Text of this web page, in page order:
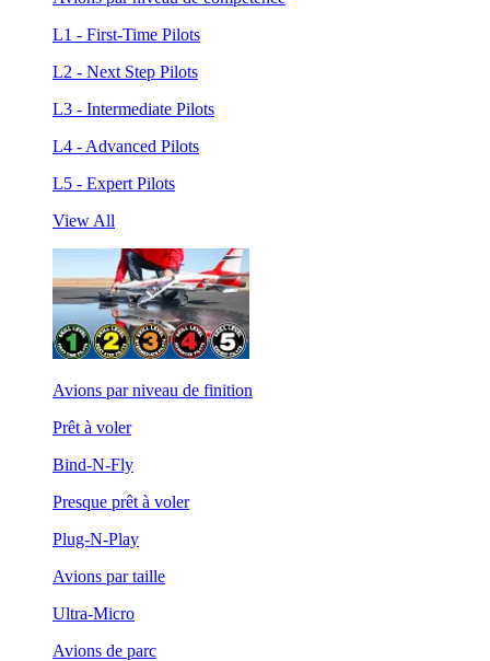
L1 - First-Time Pilots
L2 - Next Step Pilots
L3 - Intermediate Pilots
L4 - Advanced Pilots
L5 - Expert Pilots
View All
Avions par niveau de finition
Prêt à voler
Bind-N-Fly
Presque prêt à voler
Plug-N-Play
Avions par taille
Ultra-Micro
Avions de parc